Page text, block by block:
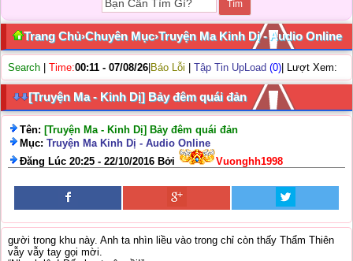
Trang Chủ›Chuyên Mục›Truyện Ma Kinh Dị - Audio Online
Search Time:00:11 - 07/08/26 Báo Lỗi Tập Tin UpLoad (0) | Lượt Xem:
[Truyện Ma - Kinh Dị] Bảy đêm quái đản
Tên: [Truyện Ma - Kinh Dị] Bảy đêm quái đản
Mục: Truyện Ma Kinh Dị - Audio Online
Đăng Lúc 20:25 - 22/10/2016 Bởi
Vuonghh1998
gười trong khu này. Anh ta nhìn liều vào trong chỉ còn thấy Thẩm Thiên
vẫy vẫy tay gọi mời.